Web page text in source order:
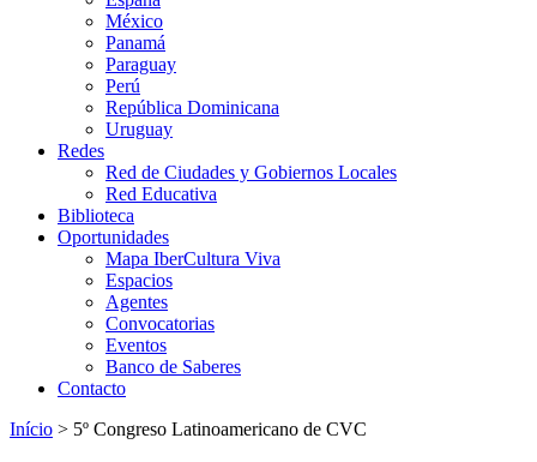
México
Panamá
Paraguay
Perú
República Dominicana
Uruguay
Redes
Red de Ciudades y Gobiernos Locales
Red Educativa
Biblioteca
Oportunidades
Mapa IberCultura Viva
Espacios
Agentes
Convocatorias
Eventos
Banco de Saberes
Contacto
Início > 5º Congreso Latinoamericano de CVC